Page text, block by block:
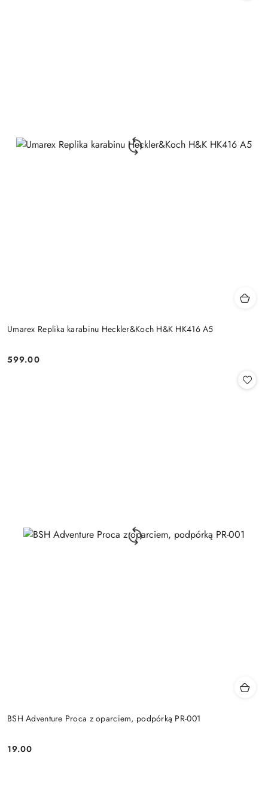
Umarex Replika karabinu Heckler&Koch H&K HK416 A5
Cena:
599.00
BSH Adventure Proca z oparciem, podpórką PR-001
Cena:
19.00